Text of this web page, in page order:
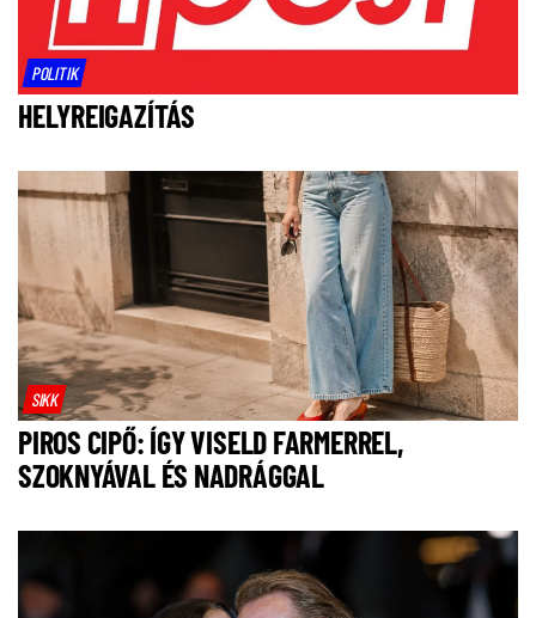
POLITIK
HELYREIGAZÍTÁS
SIKK
PIROS CIPŐ: ÍGY VISELD FARMERREL,
SZOKNYÁVAL ÉS NADRÁGGAL